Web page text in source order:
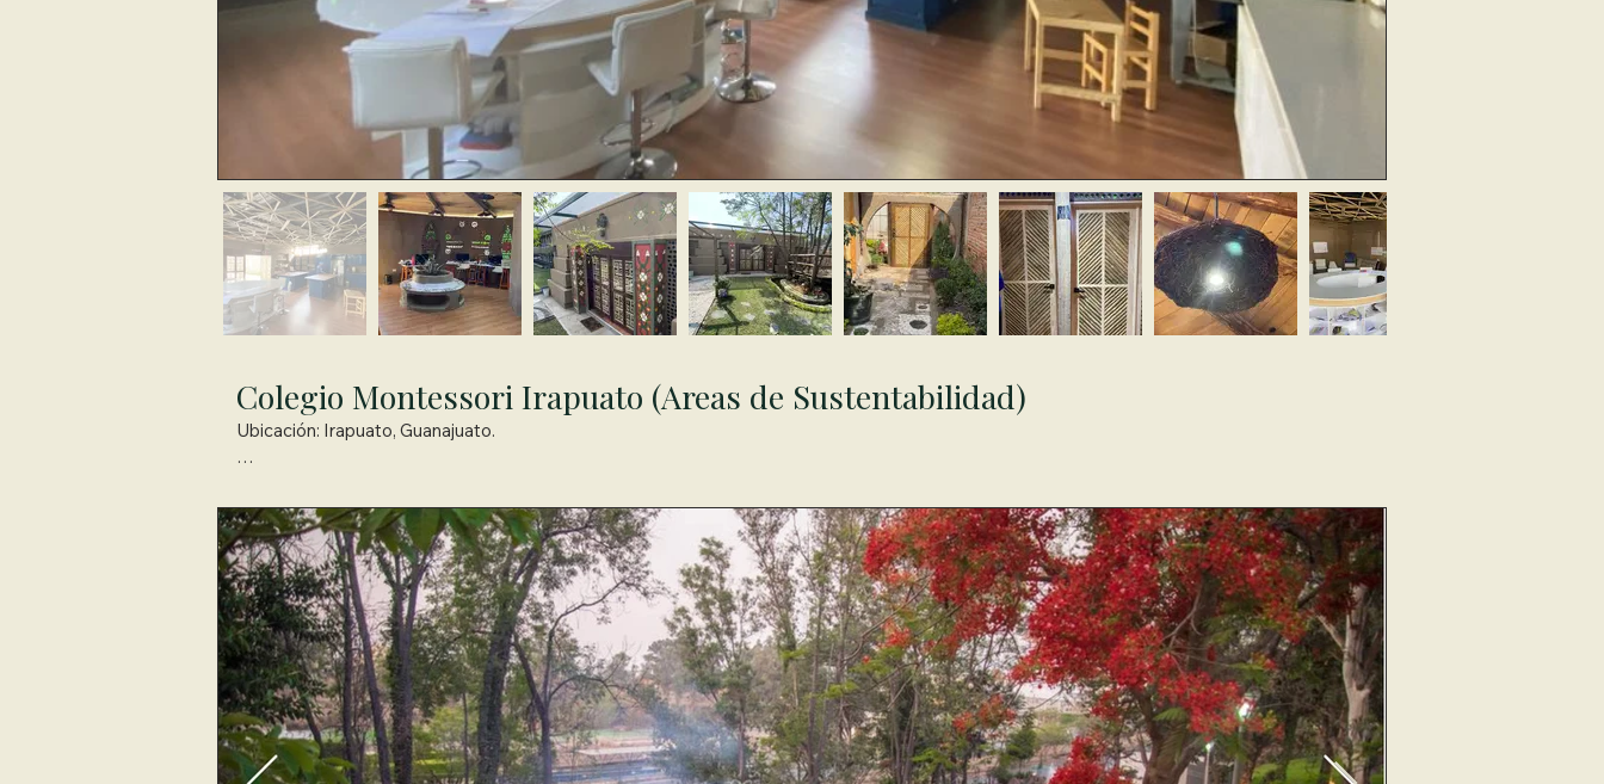
Colegio Montessori Irapuato (Areas de Sustentabilidad)
Ubicación: Irapuato, Guanajuato.
equipo de construcción del colegio, asi como al personal que labora en las instalaciones, para poder construir utilizando la
técnica de Bahareque la cual es increíblemente  térmica, económica y ecológica. Todas las instalaciones estan construidas
con materiales amigables con la naturaleza, reciclables y naturales (90% es tierra estabilizada del mismo sitio con cal).
Este proyecto diseñado por nosotros cuenta con un sistema completo de retratamiento y captación del agua, lo cual
significa que la huella hídrica del sitio es cercana al 0% ya que absolutamente toda el agua que se utiliza, es agua de lluvia
captada y toda el agua tanto gris como agua negra se retrata y reutiliza al 100%.
El Colegio obtiene su energia mediante paneles solares y el uso de calentadores solares para el agua.
También cuenta con un invernadero con 6 sistemas de acuaponia 100% automatizados, para que los alumnos puedan
aprender a cosechar y producir hortalizas y peces para autoconsumo. De igual manera tenemos un corral de animales de